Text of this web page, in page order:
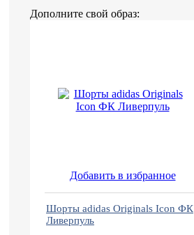
Дополните свой образ:
Добавить в избранное
Шорты adidas Originals Icon ФК
Ливерпуль